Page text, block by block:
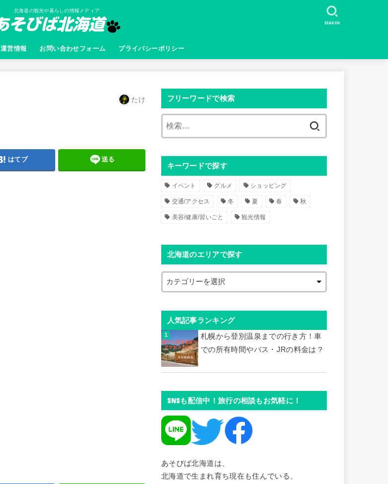
北海道の観光や暮らしの情報メディア
運営情報 お問い合わせフォーム プライバシーポリシー
SEARCH
たけ
はてブ 送る
フリーワードで検索
キーワードで探す
イベント グルメ ショッピング
交通/アクセス 冬 夏 春 秋
美容/健康/習いごと 観光情報
北海道のエリアで探す
人気記事ランキング
札幌から登別温泉までの行き方！車
での所有時間やバス・JRの料金は？
SNSも配信中！旅行の相談もお気軽に！
あそびば北海道は、
北海道で生まれ育ち現在も住んでいる、